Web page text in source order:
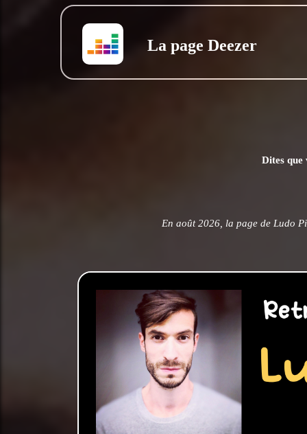
La page Deezer
Dites que
En août 2026, la page de Ludo